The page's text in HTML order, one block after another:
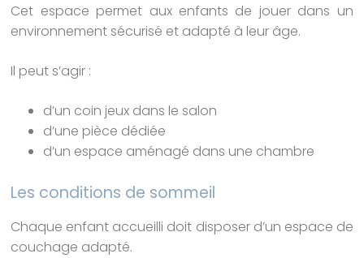
Cet espace permet aux enfants de jouer dans un
environnement sécurisé et adapté à leur âge.
Il peut s’agir :
d’un coin jeux dans le salon
d’une pièce dédiée
d’un espace aménagé dans une chambre
Les conditions de sommeil
Chaque enfant accueilli doit disposer d’un espace de
couchage adapté.